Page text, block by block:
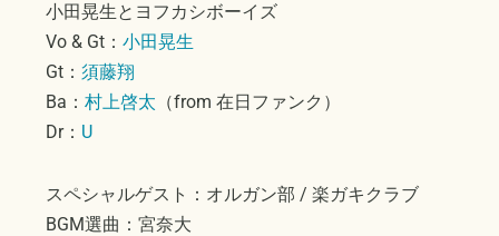
小田晃生とヨフカシボーイズ
Vo & Gt： 小田晃生
Gt： 須藤翔
Ba： 村上啓太 （from 在日ファンク）
Dr： U
スペシャルゲスト：オルガン部 / 楽ガキクラブ
BGM選曲：宮奈大